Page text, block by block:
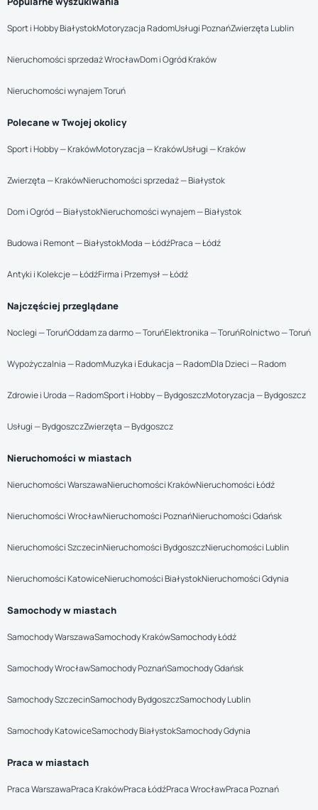
Sport i Hobby BiałystokMotoryzacja RadomUsługi PoznańZwierzęta Lublin
Nieruchomości sprzedaż WrocławDom i Ogród Kraków
Nieruchomości wynajem Toruń
Polecane w Twojej okolicy
Sport i Hobby — KrakówMotoryzacja — KrakówUsługi — Kraków
Zwierzęta — KrakówNieruchomości sprzedaż — Białystok
Dom i Ogród — BiałystokNieruchomości wynajem — Białystok
Budowa i Remont — BiałystokModa — ŁódźPraca — Łódź
Antyki i Kolekcje — ŁódźFirma i Przemysł — Łódź
Najczęściej przeglądane
Noclegi — ToruńOddam za darmo — ToruńElektronika — ToruńRolnictwo — Toruń
Wypożyczalnia — RadomMuzyka i Edukacja — RadomDla Dzieci — Radom
Zdrowie i Uroda — RadomSport i Hobby — BydgoszczMotoryzacja — Bydgoszcz
Usługi — BydgoszczZwierzęta — Bydgoszcz
Nieruchomości w miastach
Nieruchomości WarszawaNieruchomości KrakówNieruchomości Łódź
Nieruchomości WrocławNieruchomości PoznańNieruchomości Gdańsk
Nieruchomości SzczecinNieruchomości BydgoszczNieruchomości Lublin
Nieruchomości KatowiceNieruchomości BiałystokNieruchomości Gdynia
Samochody w miastach
Samochody WarszawaSamochody KrakówSamochody Łódź
Samochody WrocławSamochody PoznańSamochody Gdańsk
Samochody SzczecinSamochody BydgoszczSamochody Lublin
Samochody KatowiceSamochody BiałystokSamochody Gdynia
Praca w miastach
Praca WarszawaPraca KrakówPraca ŁódźPraca WrocławPraca Poznań